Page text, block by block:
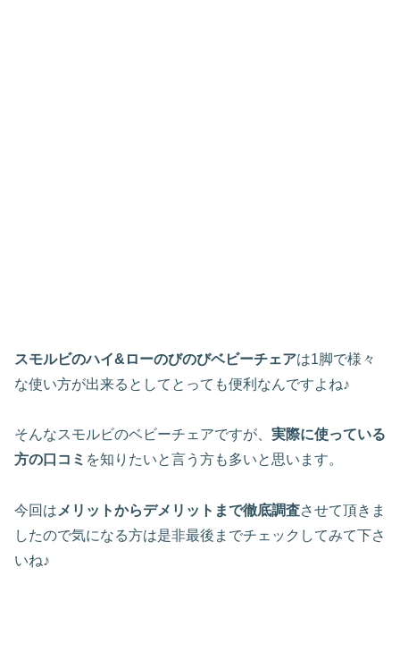
スモルビのハイ&ローのびのびベビーチェアは1脚で様々
な使い方が出来るとしてとっても便利なんですよね♪
そんなスモルビのベビーチェアですが、 実際に使っている
方の口コミ を知りたいと言う方も多いと思います。
今回は メリットからデメリットまで徹底調査させて頂きま
したので気になる方は是非最後までチェックしてみて下さ
いね♪